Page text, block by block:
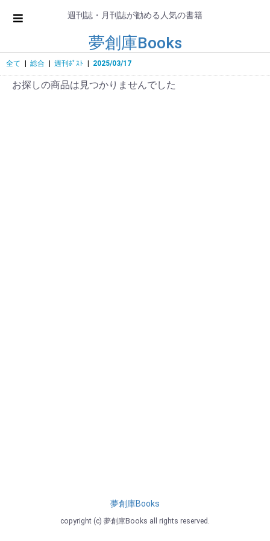
週刊誌・月刊誌が勧める人気の書籍
夢創庫Books
全て 総合 週刊ﾎﾟｽﾄ 2025/03/17
お探しの商品は見つかりませんでした
夢創庫Books
copyright (c) 夢創庫Books all rights reserved.